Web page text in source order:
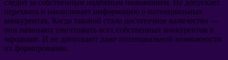
следит за собственным надёжным положением. Не допускает
перехвата и накапливает информацию о потенциальных
конкурентах. Когда таковой стало достаточное количество —
они начинают уничтожать всех собственных конкурентов в
зародыше. И не допускают даже потенциальной возможности
их формирования.